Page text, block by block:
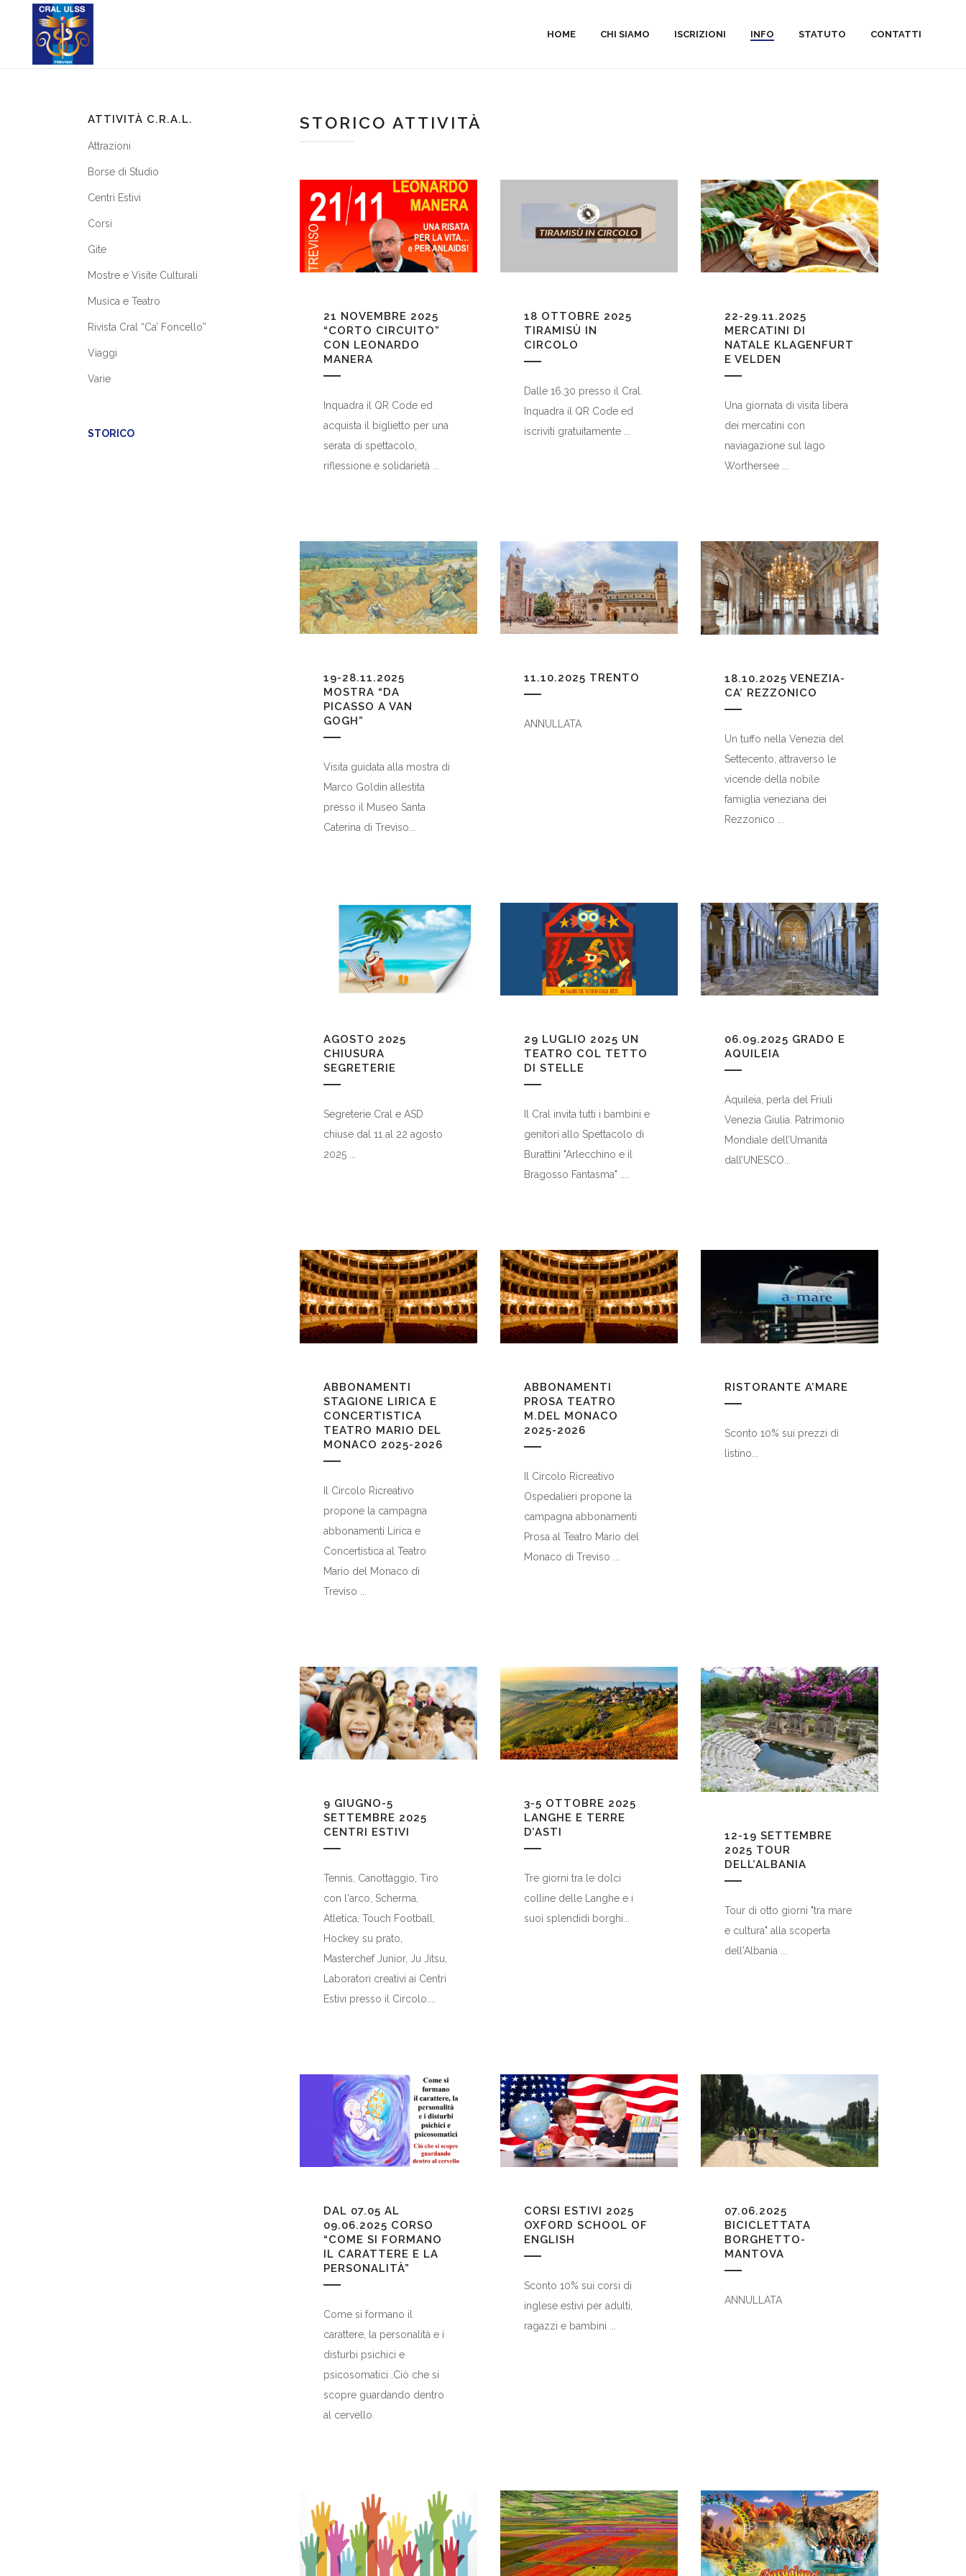
HOME CHI SIAMO ISCRIZIONI INFO STATUTO CONTATTI
ATTIVITÀ C.R.A.L.
Attrazioni
Borse di Studio
Centri Estivi
Corsi
Gite
Mostre e Visite Culturali
Musica e Teatro
Rivista Cral “Ca’ Foncello”
Viaggi
Varie
STORICO
STORICO ATTIVITÀ
21 NOVEMBRE 2025
“CORTO CIRCUITO”
CON LEONARDO
MANERA
Inquadra il QR Code ed
acquista il biglietto per una
serata di spettacolo,
riflessione e solidarietà ...
18 OTTOBRE 2025
TIRAMISÙ IN
CIRCOLO
Dalle 16.30 presso il Cral.
Inquadra il QR Code ed
iscriviti gratuitamente ...
22-29.11.2025
MERCATINI DI
NATALE KLAGENFURT
E VELDEN
Una giornata di visita libera
dei mercatini con
naviagazione sul lago
Worthersee ...
19-28.11.2025
MOSTRA “DA
PICASSO A VAN
GOGH”
Visita guidata alla mostra di
Marco Goldin allestita
presso il Museo Santa
Caterina di Treviso...
11.10.2025 TRENTO
ANNULLATA
18.10.2025 VENEZIA-
CA’ REZZONICO
Un tuffo nella Venezia del
Settecento, attraverso le
vicende della nobile
famiglia veneziana dei
Rezzonico ...
AGOSTO 2025
CHIUSURA
SEGRETERIE
Segreterie Cral e ASD
chiuse dal 11 al 22 agosto
2025 ...
29 LUGLIO 2025 UN
TEATRO COL TETTO
DI STELLE
Il Cral invita tutti i bambini e
genitori allo Spettacolo di
Burattini "Arlecchino e il
Bragosso Fantasma" ....
06.09.2025 GRADO E
AQUILEIA
Aquileia, perla del Friuli
Venezia Giulia. Patrimonio
Mondiale dell’Umanità
dall’UNESCO...
ABBONAMENTI
STAGIONE LIRICA E
CONCERTISTICA
TEATRO MARIO DEL
MONACO 2025-2026
Il Circolo Ricreativo
propone la campagna
abbonamenti Lirica e
Concertistica al Teatro
Mario del Monaco di
Treviso ...
ABBONAMENTI
PROSA TEATRO
M.DEL MONACO
2025-2026
Il Circolo Ricreativo
Ospedalieri propone la
campagna abbonamenti
Prosa al Teatro Mario del
Monaco di Treviso ...
RISTORANTE A’MARE
Sconto 10% sui prezzi di
listino...
9 GIUGNO-5
SETTEMBRE 2025
CENTRI ESTIVI
Tennis, Canottaggio, Tiro
con l'arco, Scherma,
Atletica, Touch Football,
Hockey su prato,
Masterchef Junior, Ju Jitsu,
Laboratori creativi ai Centri
Estivi presso il Circolo....
3-5 OTTOBRE 2025
LANGHE E TERRE
D’ASTI
Tre giorni tra le dolci
colline delle Langhe e i
suoi splendidi borghi...
12-19 SETTEMBRE
2025 TOUR
DELL’ALBANIA
Tour di otto giorni "tra mare
e cultura" alla scoperta
dell'Albania ...
DAL 07.05 AL
09.06.2025 CORSO
“COME SI FORMANO
IL CARATTERE E LA
PERSONALITÀ”
Come si formano il
carattere, la personalità e i
disturbi psichici e
psicosomatici .Ciò che si
scopre guardando dentro
al cervello.
CORSI ESTIVI 2025
OXFORD SCHOOL OF
ENGLISH
Sconto 10% sui corsi di
inglese estivi per adulti,
ragazzi e bambini ...
07.06.2025
BICICLETTATA
BORGHETTO-
MANTOVA
ANNULLATA